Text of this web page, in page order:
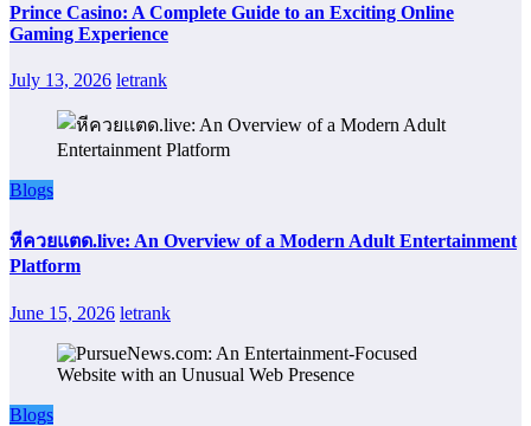
Prince Casino: A Complete Guide to an Exciting Online
Gaming Experience
July 13, 2026 letrank
Blogs
หีควยแตด.live: An Overview of a Modern Adult Entertainment
Platform
June 15, 2026 letrank
Blogs